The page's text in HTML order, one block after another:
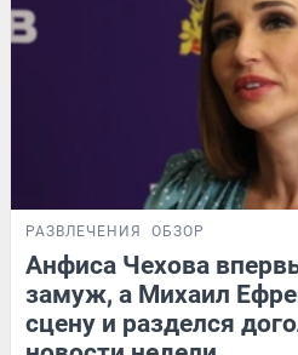
РАЗВЛЕЧЕНИЯ ОБЗОР
Анфиса Чехова
замуж, а Михаил
сцену и разделся